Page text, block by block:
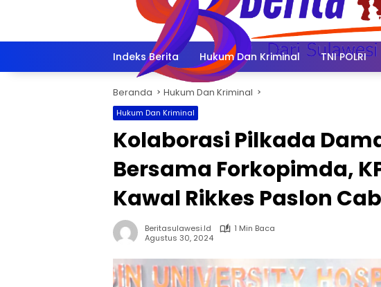
Indeks Berita Hukum Dan Kriminal TNI POLRI
Beranda Hukum Dan Kriminal
Hukum Dan Kriminal
Kolaborasi Pilkada
Bersama Forkopimda,
Kawal Rikkes Paslon
Beritasulawesi.id
1 Min Baca
Agustus 30, 2024